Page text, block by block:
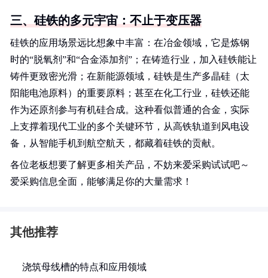
三、硅铁的多元宇宙：不止于变压器
硅铁的应用场景远比想象中丰富：在冶金领域，它是炼钢
时的“脱氧剂”和“合金添加剂”；在铸造行业，加入硅铁能让
铸件更致密光滑；在新能源领域，硅铁是生产多晶硅（太
阳能电池原料）的重要原料；甚至在化工行业，硅铁还能
作为还原剂参与有机硅合成。这种看似普通的合金，实际
上支撑着现代工业的多个关键环节，从高铁轨道到风电设
备，从智能手机到航空航天，都藏着硅铁的贡献。
各位老板想要了解更多相关产品，不妨来爱采购试试吧～
爱采购信息全面，能够满足你的大量需求！
其他推荐
浇筑母线槽的特点和应用领域